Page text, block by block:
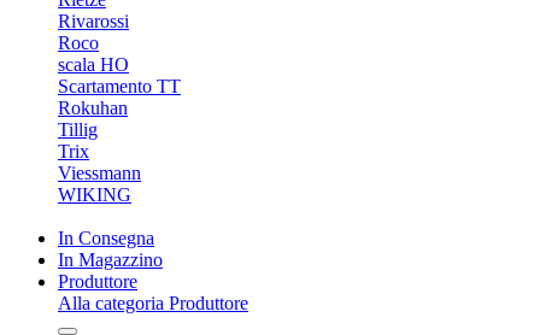
Rivarossi
Roco
scala HO
Scartamento TT
Rokuhan
Tillig
Trix
Viessmann
WIKING
In Consegna
In Magazzino
Produttore
Alla categoria Produttore